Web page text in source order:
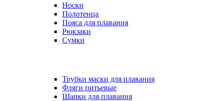
Носки
Полотенца
Пояса для плавания
Рюкзаки
Сумки
Трубки маски для плавания
Фляги питьевые
Шапки для плавания